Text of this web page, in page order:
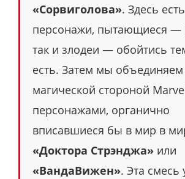
«Сорвиголова». Здесь есть
персонажи, пытающиеся —
так и злодеи — обойтись
есть. Затем мы объединяем
магической стороной
персонажами, органично
вписавшиеся бы в мир в
«Доктора Стрэнджа» или
«ВандаВижен». Эта смесь